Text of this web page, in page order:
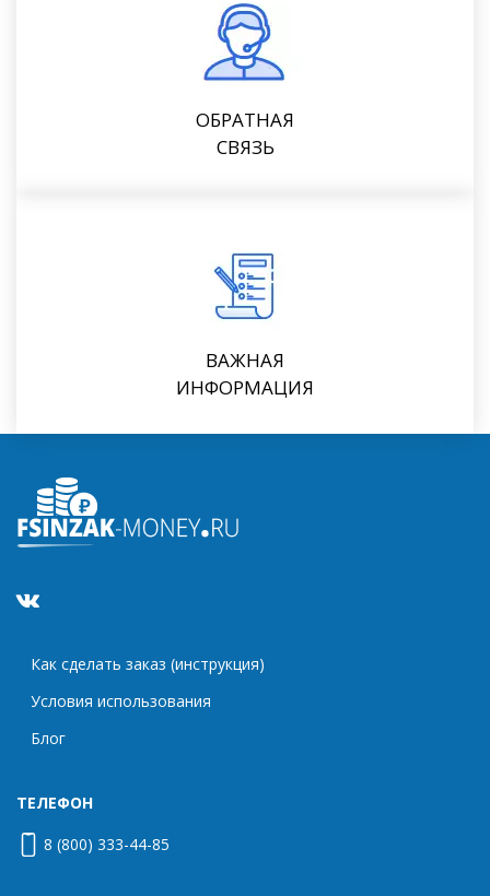
ОБРАТНАЯ
СВЯЗЬ
ВАЖНАЯ
ИНФОРМАЦИЯ
Как сделать заказ (инструкция)
Условия использования
Блог
ТЕЛЕФОН
8 (800) 333-44-85